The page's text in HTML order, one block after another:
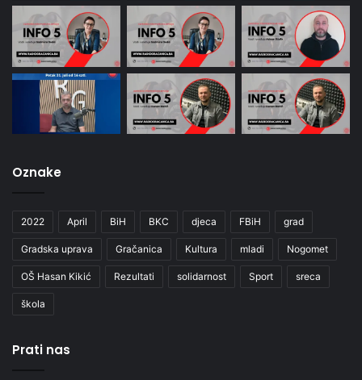
Oznake
2022 April BiH BKC djeca FBiH grad
Gradska uprava Gračanica Kultura mladi Nogomet
OŠ Hasan Kikić Rezultati solidarnost Sport sreca
škola
Prati nas